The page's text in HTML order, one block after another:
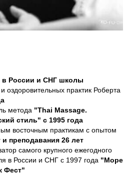
в России и СНГ школы
оздоровительных практик Роберта
метода "Thai Massage.
стиль" с 1995 года
восточным практикам с опытом
и преподавания 26 лет
самого крупного ежегодного
в России и СНГ с 1997 года "Море
Фест"